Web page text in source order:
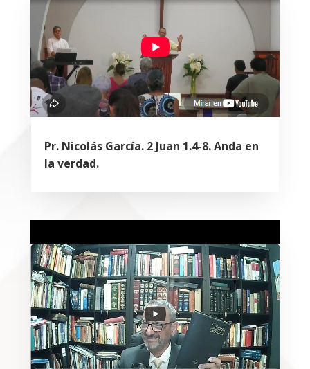
Pr. Nicolás García. 2 Juan 1.4-8. Anda en
la verdad.